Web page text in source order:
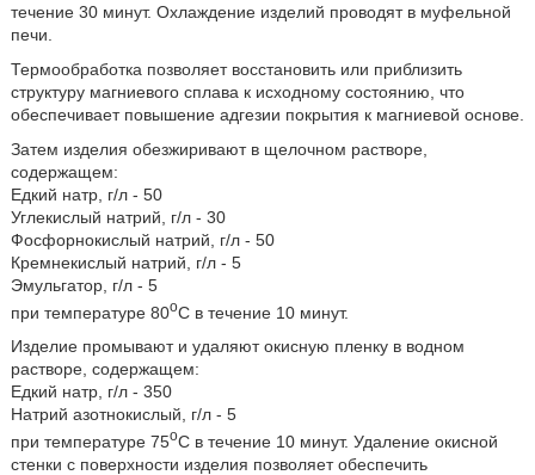
течение 30 минут. Охлаждение изделий проводят в муфельной
печи.
Термообработка позволяет восстановить или приблизить
структуру магниевого сплава к исходному состоянию, что
обеспечивает повышение адгезии покрытия к магниевой основе.
Затем изделия обезжиривают в щелочном растворе,
содержащем:
Едкий натр, г/л - 50
Углекислый натрий, г/л - 30
Фосфорнокислый натрий, г/л - 50
Кремнекислый натрий, г/л - 5
Эмульгатор, г/л - 5
при температуре 80oC в течение 10 минут.
Изделие промывают и удаляют окисную пленку в водном
растворе, содержащем:
Едкий натр, г/л - 350
Натрий азотнокислый, г/л - 5
при температуре 75oC в течение 10 минут. Удаление окисной
стенки с поверхности изделия позволяет обеспечить